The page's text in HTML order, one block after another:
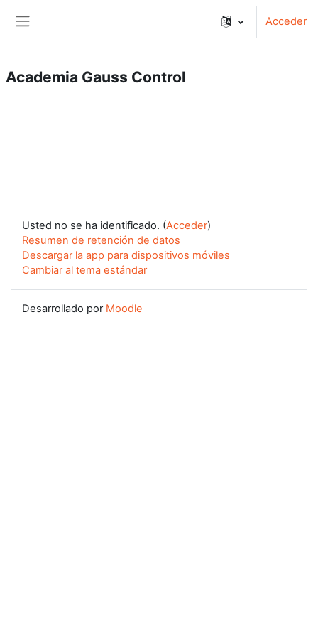
Acceder
Academia Gauss Control
Usted no se ha identificado. (Acceder)
Resumen de retención de datos
Descargar la app para dispositivos móviles
Cambiar al tema estándar
Desarrollado por Moodle